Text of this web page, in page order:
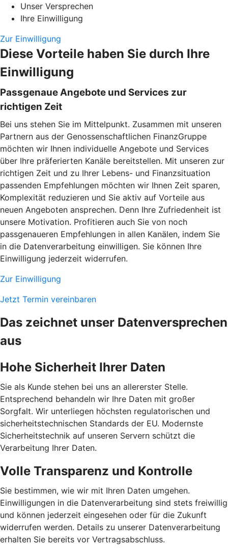
Unser Versprechen
Ihre Einwilligung
Zur Einwilligung
Diese Vorteile haben Sie durch Ihre
Einwilligung
Passgenaue Angebote und Services zur
richtigen Zeit
Bei uns stehen Sie im Mittelpunkt. Zusammen mit unseren
Partnern aus der Genossenschaftlichen FinanzGruppe
möchten wir Ihnen individuelle Angebote und Services
über Ihre präferierten Kanäle bereitstellen. Mit unseren zur
richtigen Zeit und zu Ihrer Lebens- und Finanzsituation
passenden Empfehlungen möchten wir Ihnen Zeit sparen,
Komplexität reduzieren und Sie aktiv auf Vorteile aus
neuen Angeboten ansprechen. Denn Ihre Zufriedenheit ist
unsere Motivation. Profitieren auch Sie von noch
passgenaueren Empfehlungen in allen Kanälen, indem Sie
in die Datenverarbeitung einwilligen. Sie können Ihre
Einwilligung jederzeit widerrufen.
Zur Einwilligung
Jetzt Termin vereinbaren
Das zeichnet unser Datenversprechen
aus
Hohe Sicherheit Ihrer Daten
Sie als Kunde stehen bei uns an allererster Stelle.
Entsprechend behandeln wir Ihre Daten mit großer
Sorgfalt. Wir unterliegen höchsten regulatorischen und
sicherheitstechnischen Standards der EU. Modernste
Sicherheitstechnik auf unseren Servern schützt die
Verarbeitung Ihrer Daten.
Volle Transparenz und Kontrolle
Sie bestimmen, wie wir mit Ihren Daten umgehen.
Einwilligungen in die Datenverarbeitung sind stets freiwillig
und können jederzeit eingesehen oder für die Zukunft
widerrufen werden. Details zu unserer Datenverarbeitung
erhalten Sie bereits vor Vertragsabschluss.